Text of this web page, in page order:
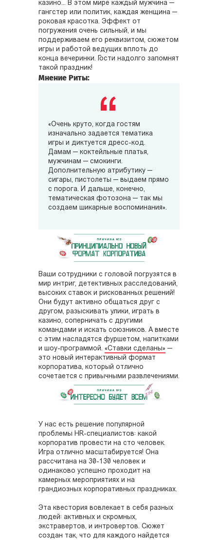
казино... В этом мире каждый мужчина —
гангстер или политик, каждая женщина —
роковая красотка. Эффект от
погружения очень сильный, и мы
поддерживаем его реквизитом, сюжетом
игры и работой ведущих вплоть до
конца вечеринки. Гости надолго запомнят
такой праздник!
Мнение Риты:
«Очень круто, когда гостям
изначально задается тематика
игры и диктуется дресс-код.
Дамам — коктейльные платья,
мужчинам — смокинги.
Дополнительную атрибутику —
сигары, пистолеты — выдаем прямо
с порога. И дальше, конечно,
тематическая фотозона — так мы
создаем шикарные воспоминания».
Ваши сотрудники с головой погрузятся в
мир интриг, детективных расследований,
высоких ставок и рискованных решений!
Они будут активно общаться друг с
другом, разыскивать улики, играть в
казино, соперничать с другими
командами и искать союзников. А вместе
с этим насладятся фуршетом, напитками
и шоу-программой. «Ставки сделаны» —
это новый интерактивный формат
корпоратива, который отлично
сочетается с привычными развлечениями.
У нас есть решение популярной
проблемы HR-специалистов: какой
корпоратив провести на сто человек.
Игра отлично масштабируется! Она
рассчитана на 30-130 человек и
одинаково успешно проходит на
камерных мероприятиях и на
грандиозных корпоративных праздниках.
Эта квестория вовлекает в себя разных
людей: активных и скромных,
экстравертов, и интровертов. Сюжет
создан так, что для каждого найдется